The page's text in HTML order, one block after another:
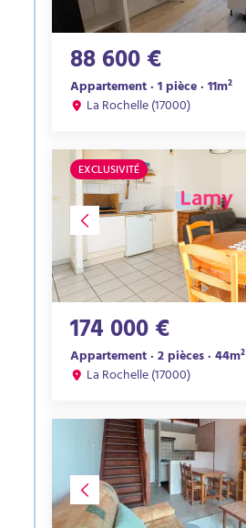
88 600 €
Appartement · 1 pièce · 11m²
La Rochelle (17000)
EXCLUSIVITÉ
174 000 €
Appartement · 2 pièces · 44m²
La Rochelle (17000)